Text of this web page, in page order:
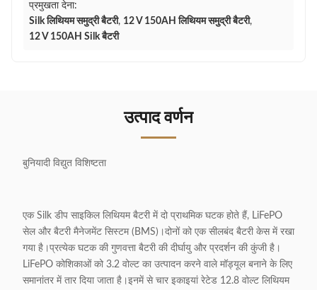
प्रमुखता देना:
Silk लिथियम समुद्री बैटरी, 12 V 150AH लिथियम समुद्री बैटरी,
12 V 150AH Silk बैटरी
उत्पाद वर्णन
बुनियादी विद्युत विशिष्टता
एक Silk डीप साइकिल लिथियम बैटरी में दो प्राथमिक घटक होते हैं, LiFePO
सेल और बैटरी मैनेजमेंट सिस्टम (BMS)।दोनों को एक सीलबंद बैटरी केस में रखा
गया है।प्रत्येक घटक की गुणवत्ता बैटरी की दीर्घायु और प्रदर्शन की कुंजी है।
LiFePO कोशिकाओं को 3.2 वोल्ट का उत्पादन करने वाले मॉड्यूल बनाने के लिए
समानांतर में तार दिया जाता है।इनमें से चार इकाइयां रेटेड 12.8 वोल्ट लिथियम